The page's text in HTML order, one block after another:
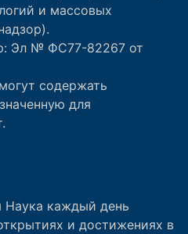
и массовых
Эл № ФС77-82267 от
содержать
для
Наука каждый день
и достижениях в